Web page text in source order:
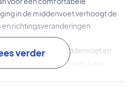
in de middenvoet verhoogt de
richtingsveranderingen.
stabiliseert de middenvoet en
te bewegen op de baan.
verder